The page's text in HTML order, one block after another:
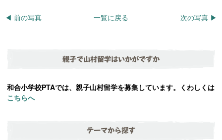
◀︎ 前の写真 次の写真 ▶︎
一覧に戻る
親子で山村留学はいかがですか
和合小学校PTAでは、親子山村留学を募集しています。くわしくは
こちらへ
テーマから探す